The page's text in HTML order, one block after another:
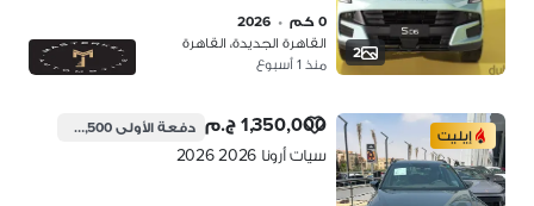
2
0 كم •
2026
القاهرة الجديدة، القاهرة
منذ 1 أسبوع
إيليت 1,350,000 ج.م دفعة الأولى337,500 ج.م
سيات أرونا 2026 2026